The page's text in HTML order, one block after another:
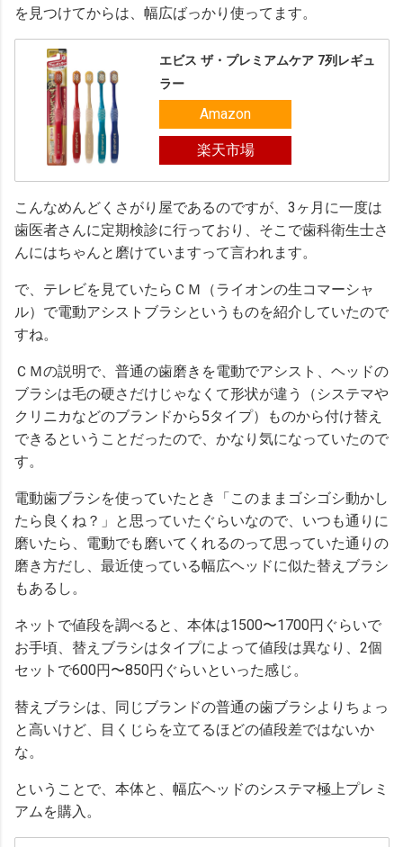
を見つけてからは、幅広ばっかり使ってます。
エビス ザ・プレミアムケア 7列レギュ
ラー
Amazon
楽天市場
こんなめんどくさがり屋であるのですが、3ヶ月に一度は
歯医者さんに定期検診に行っており、そこで歯科衛生士さ
んにはちゃんと磨けていますって言われます。
で、テレビを見ていたらＣＭ（ライオンの生コマーシャ
ル）で電動アシストブラシというものを紹介していたので
すね。
ＣＭの説明で、普通の歯磨きを電動でアシスト、ヘッドの
ブラシは毛の硬さだけじゃなくて形状が違う（システマや
クリニカなどのブランドから5タイプ）ものから付け替え
できるということだったので、かなり気になっていたので
す。
電動歯ブラシを使っていたとき「このままゴシゴシ動かし
たら良くね？」と思っていたぐらいなので、いつも通りに
磨いたら、電動でも磨いてくれるのって思っていた通りの
磨き方だし、最近使っている幅広ヘッドに似た替えブラシ
もあるし。
ネットで値段を調べると、本体は1500〜1700円ぐらいで
お手頃、替えブラシはタイプによって値段は異なり、2個
セットで600円〜850円ぐらいといった感じ。
替えブラシは、同じブランドの普通の歯ブラシよりちょっ
と高いけど、目くじらを立てるほどの値段差ではないか
な。
ということで、本体と、幅広ヘッドのシステマ極上プレミ
アムを購入。